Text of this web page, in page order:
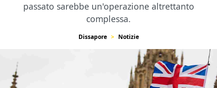
passato sarebbe un'operazione altrettanto
complessa.
Dissapore Notizie